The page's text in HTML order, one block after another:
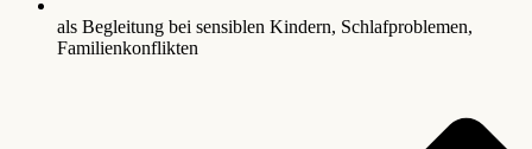
als Begleitung bei sensiblen Kindern, Schlafproblemen,
Familienkonflikten